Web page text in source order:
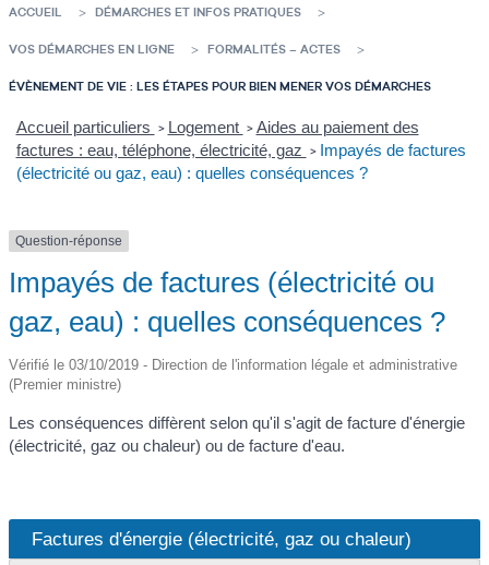
ACCUEIL DÉMARCHES ET INFOS PRATIQUES
VOS DÉMARCHES EN LIGNE FORMALITÉS – ACTES
ÉVÈNEMENT DE VIE : LES ÉTAPES POUR BIEN MENER VOS DÉMARCHES
Accueil particuliers > Logement > Aides au paiement des
factures : eau, téléphone, électricité, gaz > Impayés de factures
(électricité ou gaz, eau) : quelles conséquences ?
Question-réponse
Impayés de factures (électricité ou
gaz, eau) : quelles conséquences ?
Vérifié le 03/10/2019 - Direction de l'information légale et administrative
(Premier ministre)
Les conséquences diffèrent selon qu'il s'agit de facture d'énergie
(électricité, gaz ou chaleur) ou de facture d'eau.
Factures d'énergie (électricité, gaz ou chaleur)